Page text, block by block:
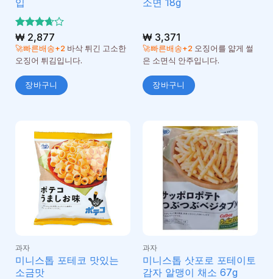
입
5 중에
서3.67
로 평가
됨
₩2,877
🚀빠른배송+2 바삭 튀긴 고소한
오징어 튀김입니다.
장바구니
소면 18g
₩3,371
🚀빠른배송+2 오징어를 얇게 썰
은 소면식 안주입니다.
장바구니
과자
미니스톱 포테코 맛있는
소금맛
과자
미니스톱 삿포로 포테이토
감자 알맹이 채소 67g